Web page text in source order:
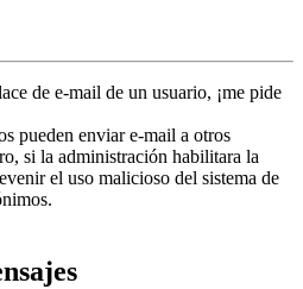
de e-mail de un usuario, ¡me pide
pueden enviar e-mail a otros
si la administración habilitara la
el uso malicioso del sistema de